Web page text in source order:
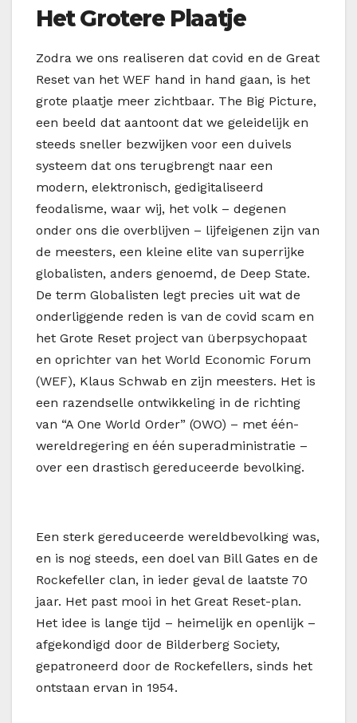
Het Grotere Plaatje
Zodra we ons realiseren dat covid en de Great
Reset van het WEF hand in hand gaan, is het
grote plaatje meer zichtbaar. The Big Picture,
een beeld dat aantoont dat we geleidelijk en
steeds sneller bezwijken voor een duivels
systeem dat ons terugbrengt naar een
modern, elektronisch, gedigitaliseerd
feodalisme, waar wij, het volk – degenen
onder ons die overblijven – lijfeigenen zijn van
de meesters, een kleine elite van superrijke
globalisten, anders genoemd, de Deep State.
De term Globalisten legt precies uit wat de
onderliggende reden is van de covid scam en
het Grote Reset project van überpsychopaat
en oprichter van het World Economic Forum
(WEF), Klaus Schwab en zijn meesters. Het is
een razendselle ontwikkeling in de richting
van “A One World Order” (OWO) – met één-
wereldregering en één superadministratie –
over een drastisch gereduceerde bevolking.
Een sterk gereduceerde wereldbevolking was,
en is nog steeds, een doel van Bill Gates en de
Rockefeller clan, in ieder geval de laatste 70
jaar. Het past mooi in het Great Reset-plan.
Het idee is lange tijd – heimelijk en openlijk –
afgekondigd door de Bilderberg Society,
gepatroneerd door de Rockefellers, sinds het
ontstaan ervan in 1954.